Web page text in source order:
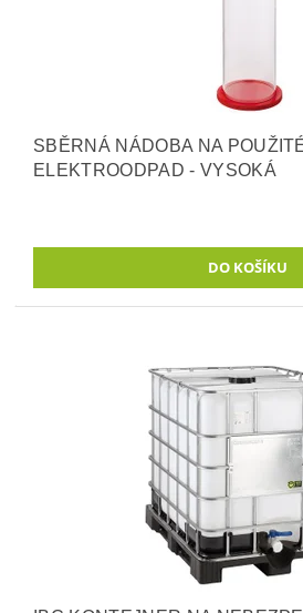
SBĚRNÁ NÁDOBA NA
ELEKTROODPAD - VYSOKÁ